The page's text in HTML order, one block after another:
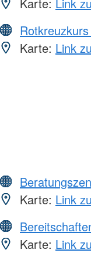
Karte: Link
Karte: Link
Karte: Link